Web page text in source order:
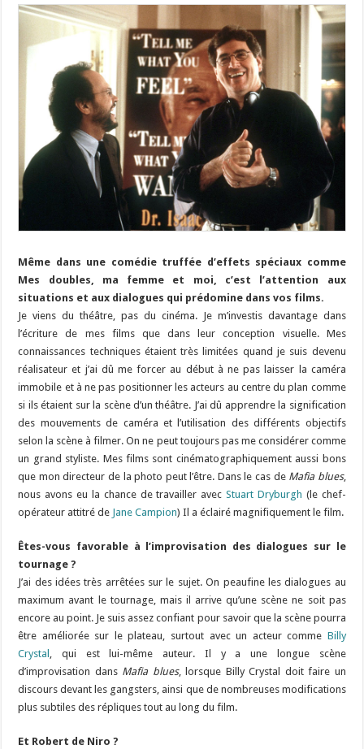
Même dans une comédie truffée d’effets spéciaux comme
Mes doubles, ma femme et moi, c’est l’attention aux
situations et aux dialogues qui prédomine dans vos films.
Je viens du théâtre, pas du cinéma. Je m’investis davantage dans
l’écriture de mes films que dans leur conception visuelle. Mes
connaissances techniques étaient très limitées quand je suis devenu
réalisateur et j’ai dû me forcer au début à ne pas laisser la caméra
immobile et à ne pas positionner les acteurs au centre du plan comme
si ils étaient sur la scène d’un théâtre. J’ai dû apprendre la signification
des mouvements de caméra et l’utilisation des différents objectifs
selon la scène à filmer. On ne peut toujours pas me considérer comme
un grand styliste. Mes films sont cinématographiquement aussi bons
que mon directeur de la photo peut l’être. Dans le cas de Mafia blues,
nous avons eu la chance de travailler avecStuart Dryburgh (le chef-
opérateur attitré de Jane Campion) Il a éclairé magnifiquement le film.
Êtes-vous favorable à l’improvisation des dialogues sur le
tournage ?
J’ai des idées très arrêtées sur le sujet. On peaufine les dialogues au
maximum avant le tournage, mais il arrive qu’une scène ne soit pas
encore au point. Je suis assez confiant pour savoir que la scène pourra
être améliorée sur le plateau, surtout avec un acteur comme Billy
Crystal , qui est lui-même auteur. Il y a une longue scène
d’improvisation dans Mafia blues, lorsque Billy Crystal doit faire un
discours devant les gangsters, ainsi que de nombreuses modifications
plus subtiles des répliques tout au long du film.
Et Robert de Niro ?